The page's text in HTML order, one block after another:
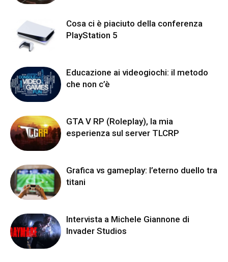
Cosa ci è piaciuto della conferenza
PlayStation 5
Educazione ai videogiochi: il metodo
che non c’è
GTA V RP (Roleplay), la mia
esperienza sul server TLCRP
Grafica vs gameplay: l’eterno duello tra
titani
Intervista a Michele Giannone di
Invader Studios